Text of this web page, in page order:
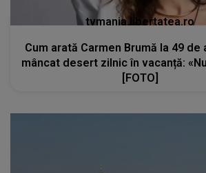
tvmania.libertatea.ro
Cum arată Carmen Brumă la 49 de
mâncat desert zilnic în vacanță:
[FOTO]